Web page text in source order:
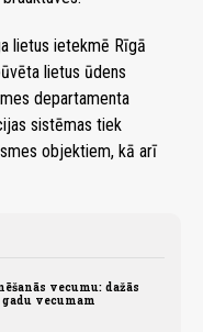
lietus ietekmē Rīgā
lietus ūdens
departamenta
sistēmas tiek
objektiem, kā arī
vecumu: dažās
vecumam